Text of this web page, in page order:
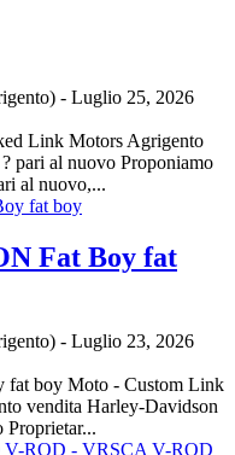
- Luglio 25, 2026
Link Motors Agrigento
pari al nuovo Proponiamo
al nuovo,...
Fat Boy fat
- Luglio 23, 2026
boy Moto - Custom Link
vendita Harley-Davidson